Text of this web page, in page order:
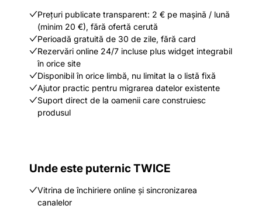
Prețuri publicate transparent: 2 € pe mașină / lună
(minim 20 €), fără ofertă cerută
Perioadă gratuită de 30 de zile, fără card
Rezervări online 24/7 incluse plus widget integrabil
în orice site
Disponibil în orice limbă, nu limitat la o listă fixă
Ajutor practic pentru migrarea datelor existente
Suport direct de la oamenii care construiesc
produsul
Unde este puternic TWICE
Vitrina de închiriere online și sincronizarea
canalelor